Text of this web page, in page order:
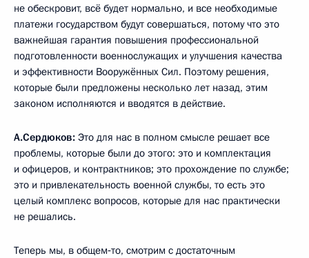
не обескровит, всё будет нормально, и все необходимые
платежи государством будут совершаться, потому что это
важнейшая гарантия повышения профессиональной
подготовленности военнослужащих и улучшения качества
и эффективности Вооружённых Сил. Поэтому решения,
которые были предложены несколько лет назад, этим
законом исполняются и вводятся в действие.
А.Сердюков: Это для нас в полном смысле решает все
проблемы, которые были до этого: это и комплектация
и офицеров, и контрактников; это прохождение по службе;
это и привлекательность военной службы, то есть это
целый комплекс вопросов, которые для нас практически
не решались.
Теперь мы, в общем‑то, смотрим с достаточным